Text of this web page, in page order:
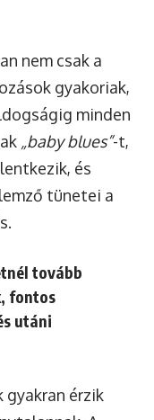
nem csak a
gyakoriak,
minden
„baby blues”-t,
és
tünetei a
tovább
fontos
utáni
gyakran érzik